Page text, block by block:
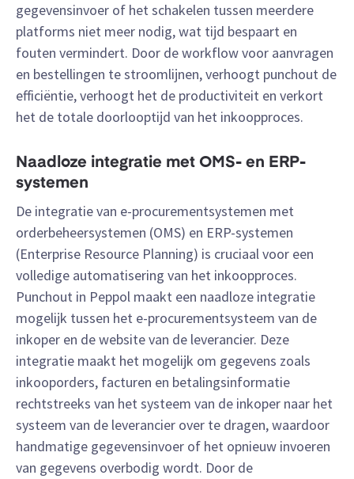
gegevensinvoer of het schakelen tussen meerdere
platforms niet meer nodig, wat tijd bespaart en
fouten vermindert. Door de workflow voor aanvragen
en bestellingen te stroomlijnen, verhoogt punchout de
efficiëntie, verhoogt het de productiviteit en verkort
het de totale doorlooptijd van het inkoopproces.
Naadloze integratie met OMS- en ERP-
systemen
De integratie van e-procurementsystemen met
orderbeheersystemen (OMS) en ERP-systemen
(Enterprise Resource Planning) is cruciaal voor een
volledige automatisering van het inkoopproces.
Punchout in Peppol maakt een naadloze integratie
mogelijk tussen het e-procurementsysteem van de
inkoper en de website van de leverancier. Deze
integratie maakt het mogelijk om gegevens zoals
inkooporders, facturen en betalingsinformatie
rechtstreeks van het systeem van de inkoper naar het
systeem van de leverancier over te dragen, waardoor
handmatige gegevensinvoer of het opnieuw invoeren
van gegevens overbodig wordt. Door de